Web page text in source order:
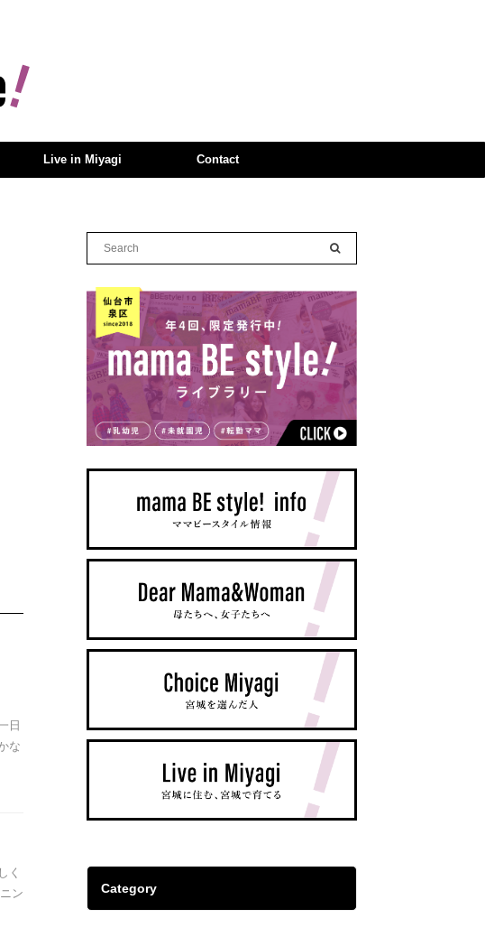
Live in Miyagi Contact
日
な
く
ン
Category